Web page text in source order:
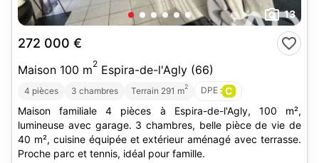
13
272 000 €
Maison 100 m2 Espira-de-l'Agly (66)
4 pièces 3 chambres Terrain 291 m2 DPE : C
Maison familiale 4 pièces à Espira-de-l'Agly, 100 m²,
lumineuse avec garage. 3 chambres, belle pièce de vie de
40 m², cuisine équipée et extérieur aménagé avec terrasse.
Proche parc et tennis, idéal pour famille.